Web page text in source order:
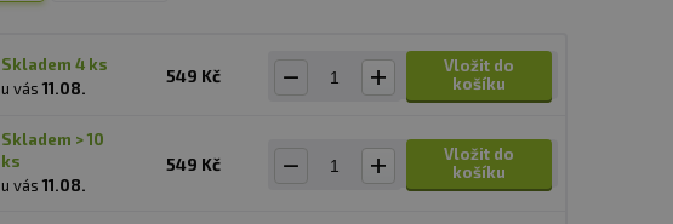
skladem 4 ks
u vás11.08.
549 Kč
Vložit do
košíku
skladem > 10
ks
u vás11.08.
549 Kč
Vložit do
košíku